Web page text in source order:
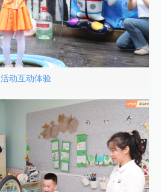
活动互动体验